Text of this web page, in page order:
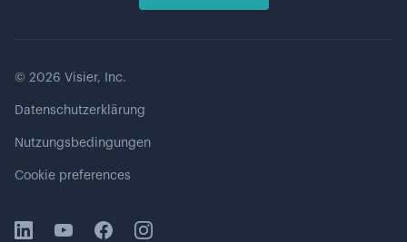
© 2026 Visier, Inc.
Datenschutzerklärung
Nutzungsbedingungen
Cookie preferences